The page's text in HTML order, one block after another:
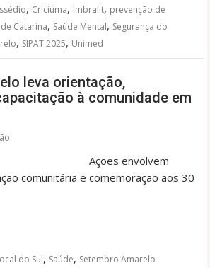
, Criciúma, Imbralit, prevenção de
Catarina, Saúde Mental, Segurança do
, SIPAT 2025, Unimed
leva orientação,
à comunidade em
Ações envolvem
comunitária e comemoração aos 30
do Sul, Saúde, Setembro Amarelo